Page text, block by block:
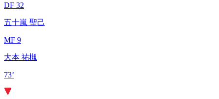
DF 32
五十嵐 聖己
MF 9
大本 祐槻
73’